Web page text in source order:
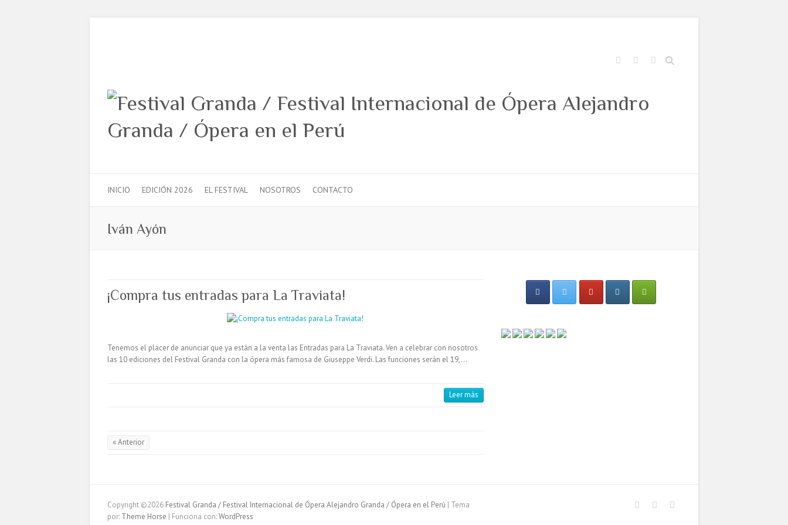
Buscar
INICIO EDICIÓN 2026 EL FESTIVAL NOSOTROS CONTACTO
Iván Ayón
¡Compra tus entradas para La Traviata!
Tenemos el placer de anunciar que ya están a la venta las Entradas para La Traviata. Ven a celebrar con nosotros
las 10 ediciones del Festival Granda con la ópera más famosa de Giuseppe Verdi. Las funciones serán el 19,…
Leer más
« Anterior
Copyright ©2026 Festival Granda / Festival Internacional de Ópera Alejandro Granda / Ópera en el Perú | Tema
por: Theme Horse | Funciona con:WordPress